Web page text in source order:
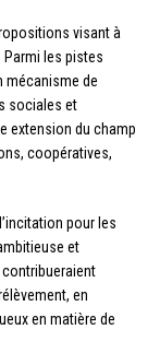
visant à
les pistes
mécanisme de
sociales et
extension du champ
coopératives,
pour les
et
en
en matière de